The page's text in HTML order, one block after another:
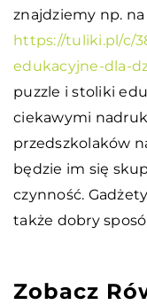
znajdziemy np.
https://tuliki.pl/c/
edukacyjne-dla-
puzzle i stoliki
ciekawymi
przedszkolaków
będzie im się
czynność.
także dobry
Zobacz